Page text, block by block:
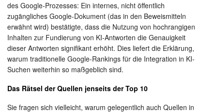
des Google-Prozesses: Ein internes, nicht öffentlich
zugängliches Google-Dokument (das in den Beweismitteln
erwähnt wird) bestätigte, dass die Nutzung von hochrangigen
Inhalten zur Fundierung von KI-Antworten die Genauigkeit
dieser Antworten signifikant erhöht. Dies liefert die Erklärung,
warum traditionelle Google-Rankings für die Integration in KI-
Suchen weiterhin so maßgeblich sind.
Das Rätsel der Quellen jenseits der Top 10
Sie fragen sich vielleicht, warum gelegentlich auch Quellen in